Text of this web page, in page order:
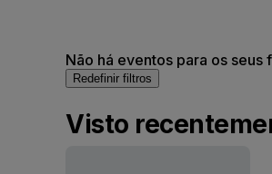
Não há eventos para os
Redefinir filtros
Visto